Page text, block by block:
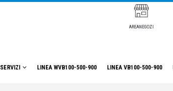
AREANEGOZI
SERVIZI LINEA WVB100-500-900 LINEA VB100-500-900